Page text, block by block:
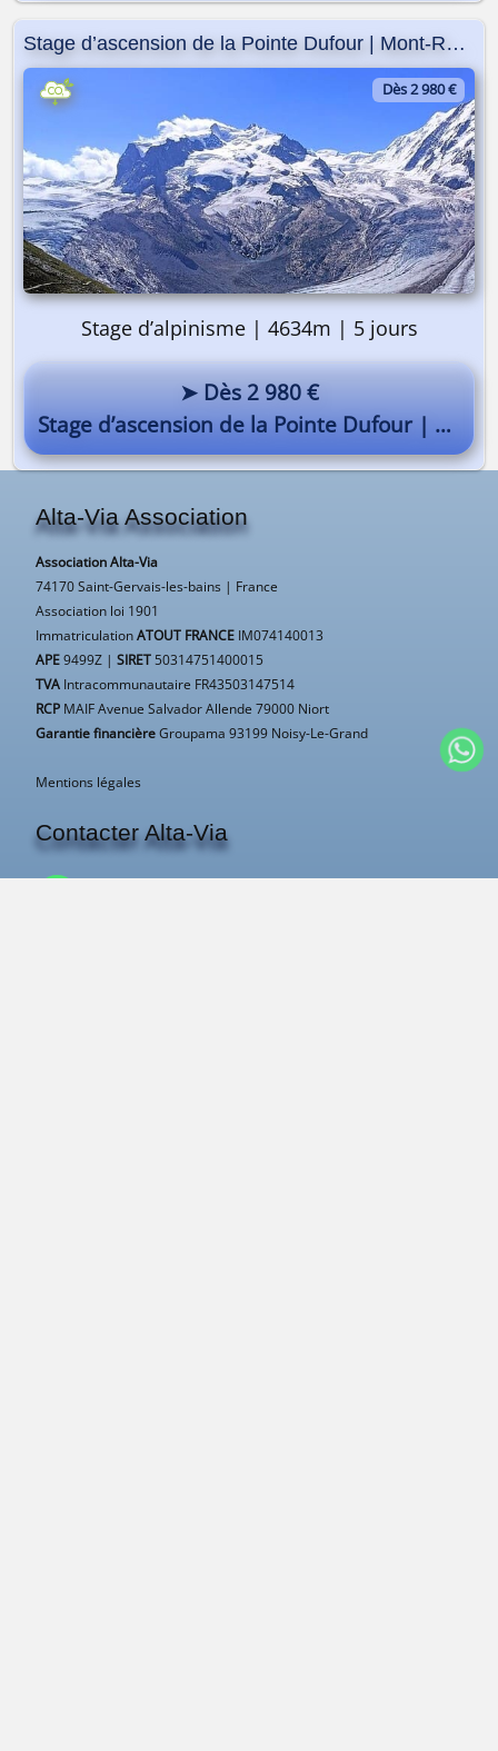
Stage d’ascension de la Pointe Dufour | Mont-Rose
Dès 2 980 €
Stage d’alpinisme | 4634m | 5 jours
➤ Dès 2 980 €
Stage d’ascension de la Pointe Dufour | Mont-Rose
Alta-Via Association
Association Alta-Via
74170 Saint-Gervais-les-bains | France
Association loi 1901
ImmatriculationATOUT FRANCE IM074140013
APE9499Z | SIRET50314751400015
TVA Intracommunautaire FR43503147514
RCP MAIF Avenue Salvador Allende 79000 Niort
Garantie financièreGroupama 93199 Noisy-Le-Grand
Mentions légales
Contacter Alta-Via